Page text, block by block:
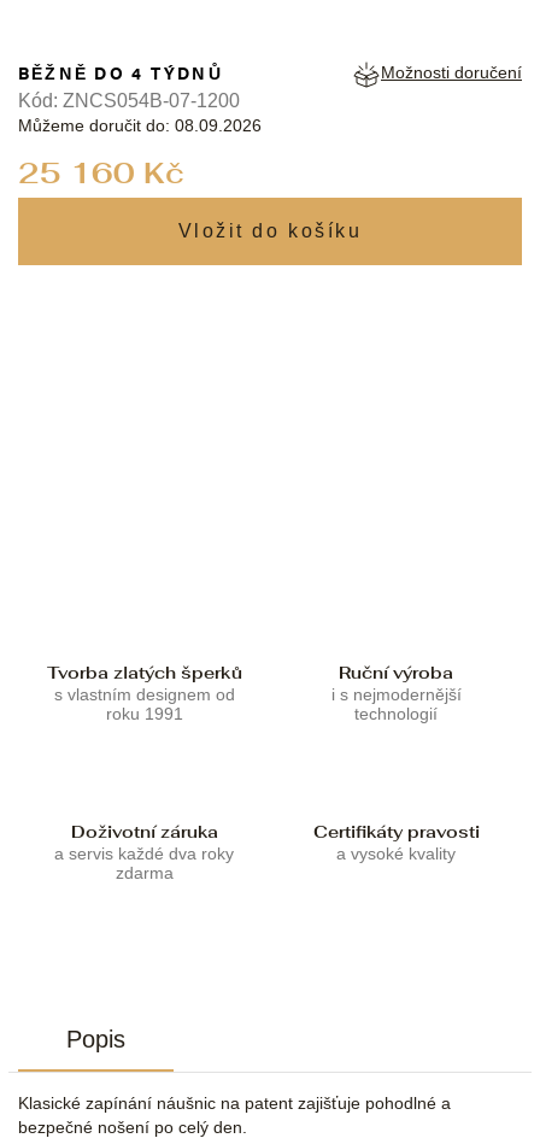
25 160 Kč
BĚŽNĚ DO 4 TÝDNŮ
Můžeme doručit do: 08.09.2026
Možnosti doručení
Kód: ZNCS054B-07-1200
Tvorba zlatých šperků
s vlastním designem od
roku 1991
Ruční výroba
i s nejmodernější
technologií
Doživotní záruka
a servis každé dva roky
zdarma
Certifikáty pravosti
a vysoké kvality
Popis
Klasické zapínání náušnic na patent zajišťuje pohodlné a
bezpečné nošení po celý den.